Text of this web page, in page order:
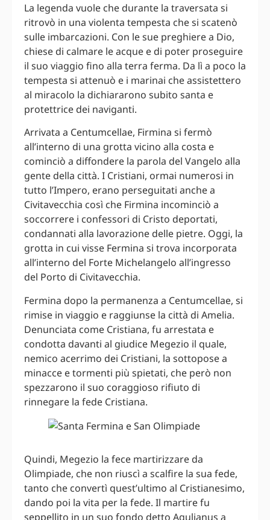
La legenda vuole che durante la traversata si
ritrovò in una violenta tempesta che si scatenò
sulle imbarcazioni. Con le sue preghiere a Dio,
chiese di calmare le acque e di poter proseguire
il suo viaggio fino alla terra ferma. Da lì a poco la
tempesta si attenuò e i marinai che assistettero
al miracolo la dichiararono subito santa e
protettrice dei naviganti.
Arrivata a Centumcellae, Firmina si fermò
all’interno di una grotta vicino alla costa e
cominciò a diffondere la parola del Vangelo alla
gente della città. I Cristiani, ormai numerosi in
tutto l’Impero, erano perseguitati anche a
Civitavecchia così che Firmina incominciò a
soccorrere i confessori di Cristo deportati,
condannati alla lavorazione delle pietre. Oggi, la
grotta in cui visse Fermina si trova incorporata
all’interno del Forte Michelangelo all’ingresso
del Porto di Civitavecchia.
Fermina dopo la permanenza a Centumcellae, si
rimise in viaggio e raggiunse la città di Amelia.
Denunciata come Cristiana, fu arrestata e
condotta davanti al giudice Megezio il quale,
nemico acerrimo dei Cristiani, la sottopose a
minacce e tormenti più spietati, che però non
spezzarono il suo coraggioso rifiuto di
rinnegare la fede Cristiana.
Quindi, Megezio la fece martirizzare da
Olimpiade, che non riuscì a scalfire la sua fede,
tanto che convertì quest’ultimo al Cristianesimo,
dando poi la vita per la fede. Il martire fu
seppellito in un suo fondo detto Agulianus a